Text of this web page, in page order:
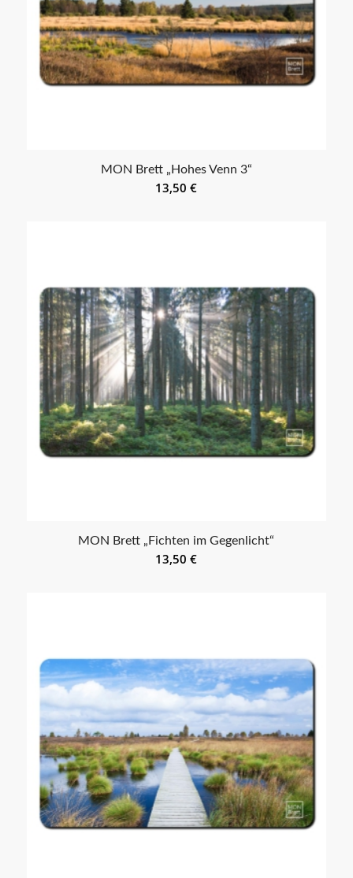
MON Brett „Hohes Venn 3“
13,50€
MON Brett „Fichten im Gegenlicht“
13,50€